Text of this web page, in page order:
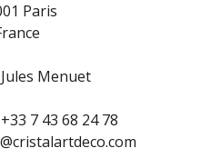
Paris
Menuet
7 43 68 24 78